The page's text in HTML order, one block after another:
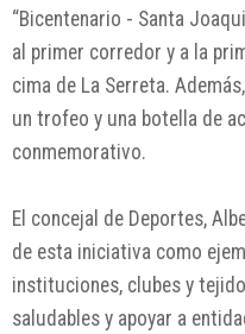
“Bicentenario - Santa
al primer corredor y a la
cima de La Serreta.
un trofeo y una botella de
conmemorativo.
El concejal de Deportes,
de esta iniciativa como
instituciones, clubes y
saludables y apoyar a